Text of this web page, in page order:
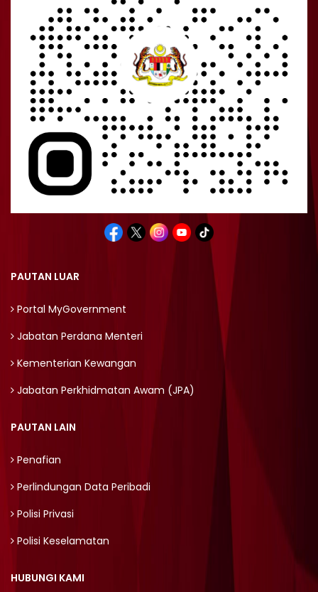
PAUTAN LUAR
Portal MyGovernment
Jabatan Perdana Menteri
Kementerian Kewangan
Jabatan Perkhidmatan Awam (JPA)
PAUTAN LAIN
Penafian
Perlindungan Data Peribadi
Polisi Privasi
Polisi Keselamatan
HUBUNGI KAMI